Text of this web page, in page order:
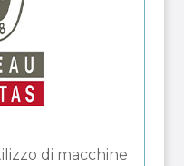
di macchine